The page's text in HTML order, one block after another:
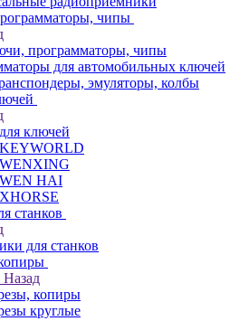
чипы
программаторы, чипы
для автомобильных ключей
эмуляторы, колбы
ключей
HAI
станков
для станков
Назад
копиры
круглые